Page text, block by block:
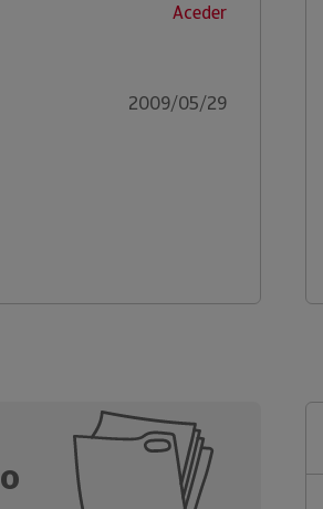
Aceder
2009/05/29